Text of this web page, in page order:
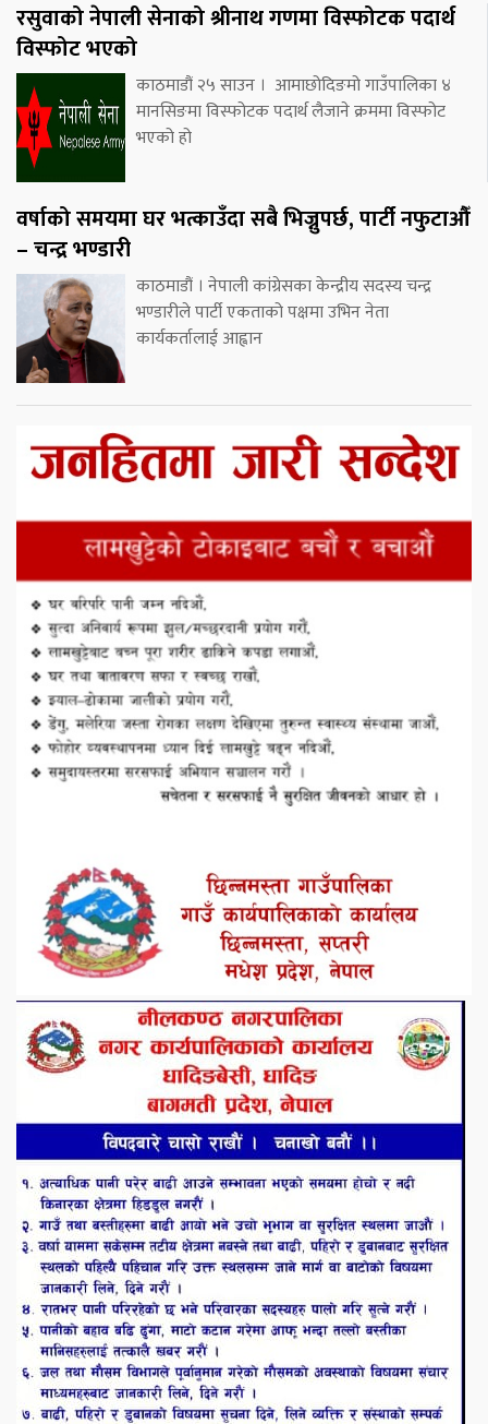
रसुवाको नेपाली सेनाको श्रीनाथ गणमा विस्फोटक पदार्थ
विस्फोट भएको
काठमाडौं २५ साउन । आमाछोदिङमो गाउँपालिका ४
मानसिङमा विस्फोटक पदार्थ लैजाने क्रममा विस्फोट
भएको हो
वर्षाको समयमा घर भत्काउँदा सबै भिज्नुपर्छ, पार्टी नफुटाऔँ
– चन्द्र भण्डारी
काठमाडौं । नेपाली कांग्रेसका केन्द्रीय सदस्य चन्द्र
भण्डारीले पार्टी एकताको पक्षमा उभिन नेता
कार्यकर्तालाई आह्वान